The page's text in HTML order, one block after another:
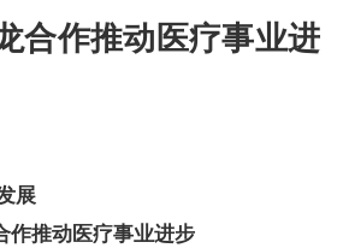
合作推动医疗事业进
展
推动医疗事业进步